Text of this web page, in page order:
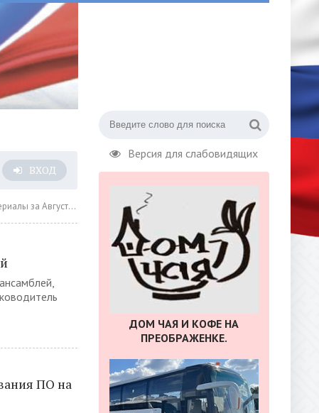
Версия для слабовидящих
ВХОД
Август 2022 года » Страница 5
ПО на
ДОМ ЧАЯ И КОФЕ НА
ПРЕОБРАЖЕНКЕ.